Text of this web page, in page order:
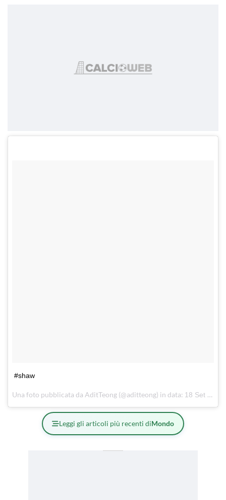
#shaw
Una foto pubblicata da AditTeong (@aditteong) in data: 18 Set 2015 alle ore 03:58 PDT
Leggi gli articoli più recenti diMondo